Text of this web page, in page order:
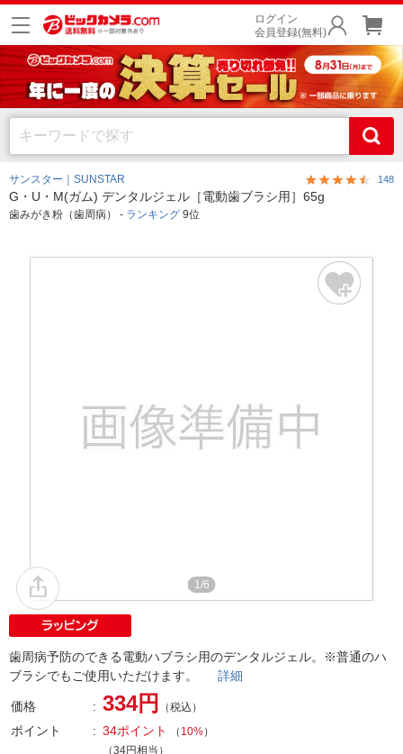
ログイン
会員登録(無料)
サンスター｜SUNSTAR 148
G・U・M(ガム) デンタルジェル［電動歯ブラシ用］65g
歯みがき粉（歯周病） - ランキング 9位
1/6
歯周病予防のできる電動ハブラシ用のデンタルジェル。※普通のハ
ブラシでもご使用いただけます。 詳細
価格 334円 （税込）
ポイント 34ポイント （ 10%）
（34円相当）